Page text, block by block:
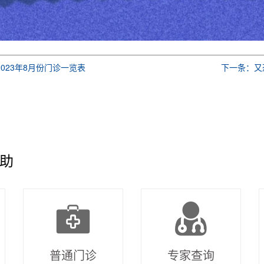
年8月份门诊一览表 下一条：
普通门诊 专家查询